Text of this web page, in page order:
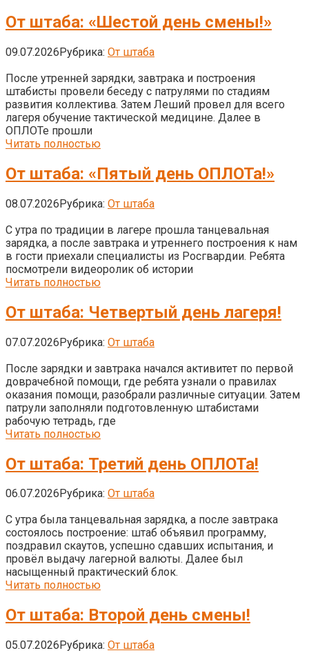
От штаба: «Шестой день смены!»
09.07.2026Рубрика: От штаба
После утренней зарядки, завтрака и построения
штабисты провели беседу с патрулями по стадиям
развития коллектива. Затем Леший провел для всего
лагеря обучение тактической медицине. Далее в
ОПЛОТе прошли
Читать полностью
От штаба: «Пятый день ОПЛОТа!»
08.07.2026Рубрика: От штаба
С утра по традиции в лагере прошла танцевальная
зарядка, а после завтрака и утреннего построения к нам
в гости приехали специалисты из Росгвардии. Ребята
посмотрели видеоролик об истории
Читать полностью
От штаба: Четвертый день лагеря!
07.07.2026Рубрика: От штаба
После зарядки и завтрака начался активитет по первой
доврачебной помощи, где ребята узнали о правилах
оказания помощи, разобрали различные ситуации. Затем
патрули заполняли подготовленную штабистами
рабочую тетрадь, где
Читать полностью
От штаба: Третий день ОПЛОТа!
06.07.2026 Рубрика: От штаба
С утра была танцевальная зарядка, а после завтрака
состоялось построение: штаб объявил программу,
поздравил скаутов, успешно сдавших испытания, и
провёл выдачу лагерной валюты. Далее был
насыщенный практический блок.
Читать полностью
От штаба: Второй день смены!
05.07.2026 Рубрика: От штаба